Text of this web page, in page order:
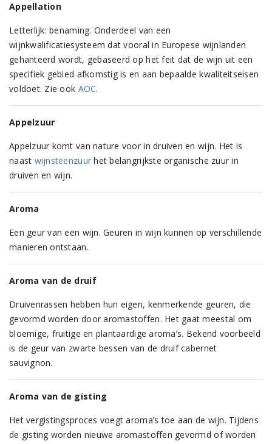
Appellation
Letterlijk: benaming. Onderdeel van een
wijnkwalificatiesysteem dat vooral in Europese wijnlanden
gehanteerd wordt, gebaseerd op het feit dat de wijn uit een
specifiek gebied afkomstig is en aan bepaalde kwaliteitseisen
voldoet. Zie ook AOC.
Appelzuur
Appelzuur komt van nature voor in druiven en wijn. Het is
naast wijnsteenzuur het belangrijkste organische zuur in
druiven en wijn.
Aroma
Een geur van een wijn. Geuren in wijn kunnen op verschillende
manieren ontstaan.
Aroma van de druif
Druivenrassen hebben hun eigen, kenmerkende geuren, die
gevormd worden door aromastoffen. Het gaat meestal om
bloemige, fruitige en plantaardige aroma’s. Bekend voorbeeld
is de geur van zwarte bessen van de druif cabernet
sauvignon.
Aroma van de gisting
Het vergistingsproces voegt aroma’s toe aan de wijn. Tijdens
de gisting worden nieuwe aromastoffen gevormd of worden